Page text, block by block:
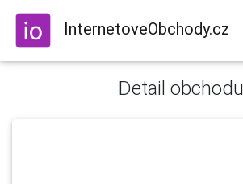
InternetoveObchody.cz
Detail obchodu